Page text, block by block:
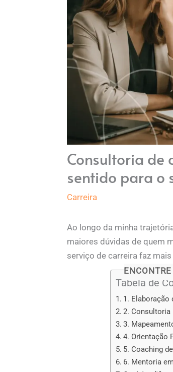
Consultoria de
sentido para o
Carreira
Ao longo da minha
maiores dúvidas de quem
serviço de carreira faz
Tabela de
1. Elaboração
2. Consultoria
3.
4. Orientação
5. Coaching
6. Mentoria